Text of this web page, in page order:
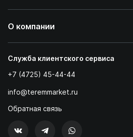
О компании
Служба клиентского сервиса
+7 (4725) 45-44-44
info@teremmarket.ru
Обратная связь